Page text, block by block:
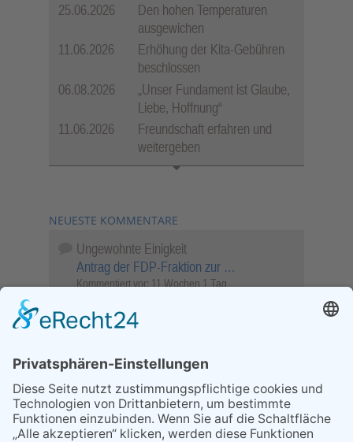
25.06.2026
Den hohen Temperaturen
ausgewichen
11.06.2026
Erhöhung der Kita-Gebühren
beschlossen
06.08.2026
„Unser Fundament ist Glaube,
Liebe, Hoffnung“
11.06.2026
Freundschaft erfahren und
weitergeben
NEUESTE KOMMENTARE
Ungewohnte Einigkeit
Antrag der FDP-Fraktion zur …
Kommentiert vor: 11 Wochen 1 Tag
Objekt …
Kommentiert vor: 26 Wochen 2 Tage
Sperrung für Wassersportler schlägt hohe
Wellen
Sperrung der Stillgewässer
Kommentiert vor:1 Jahr 50 Wochen